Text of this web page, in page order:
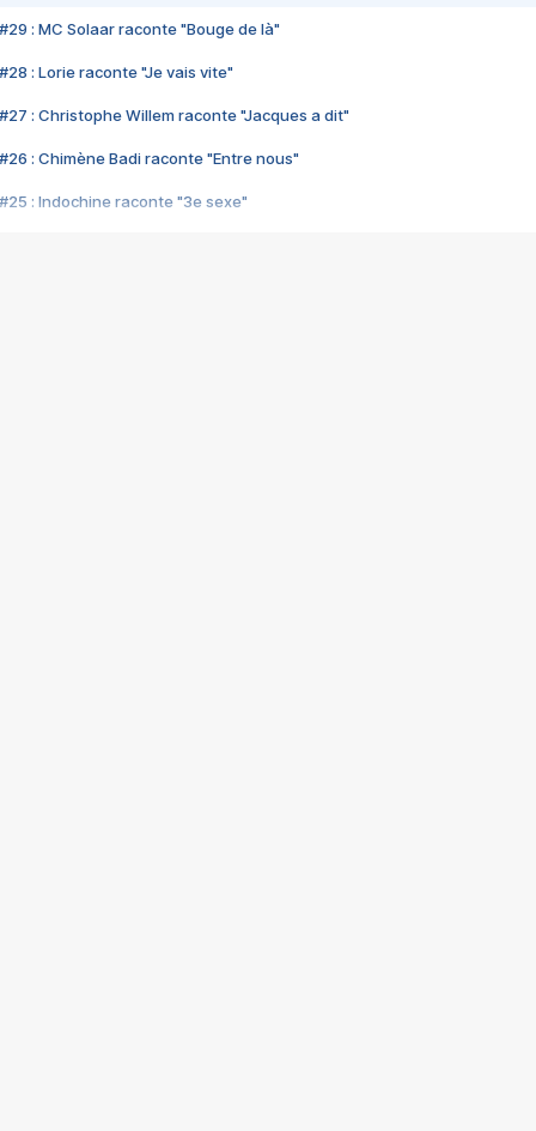
#29 : MC Solaar raconte "Bouge de là"
#28 : Lorie raconte "Je vais vite"
#27 : Christophe Willem raconte "Jacques a dit"
#26 : Chimène Badi raconte "Entre nous"
#25 : Indochine raconte "3e sexe"